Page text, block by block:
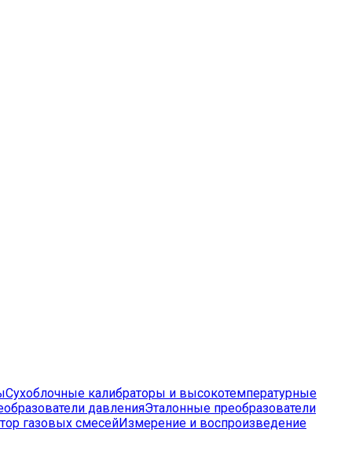
Сухоблочные калибраторы и высокотемпературные
давленияЭталонные преобразователи
газовых смесейИзмерение и воспроизведение